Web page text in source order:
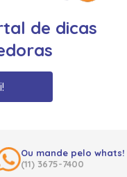
de dicas
Ou mande pelo whats!
(11) 3675-7400